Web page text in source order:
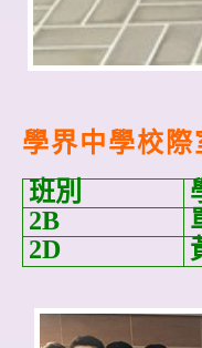
學界中學校
班別
2B
2D